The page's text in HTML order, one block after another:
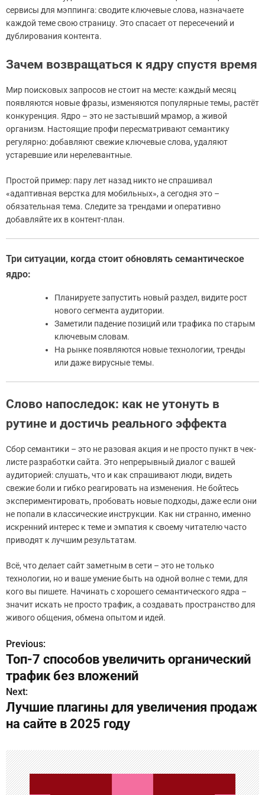
сервисы для мэппинга: сводите ключевые слова, назначаете
каждой теме свою страницу. Это спасает от пересечений и
дублирования контента.
Зачем возвращаться к ядру спустя время
Мир поисковых запросов не стоит на месте: каждый месяц
появляются новые фразы, изменяются популярные темы, растёт
конкуренция. Ядро – это не застывший мрамор, а живой
организм. Настоящие профи пересматривают семантику
регулярно: добавляют свежие ключевые слова, удаляют
устаревшие или нерелевантные.
Простой пример: пару лет назад никто не спрашивал
«адаптивная верстка для мобильных», а сегодня это –
обязательная тема. Следите за трендами и оперативно
добавляйте их в контент-план.
Три ситуации, когда стоит обновлять семантическое
ядро:
Планируете запустить новый раздел, видите рост
нового сегмента аудитории.
Заметили падение позиций или трафика по старым
ключевым словам.
На рынке появляются новые технологии, тренды
или даже вирусные темы.
Слово напоследок: как не утонуть в
рутине и достичь реального эффекта
Сбор семантики – это не разовая акция и не просто пункт в чек-
листе разработки сайта. Это непрерывный диалог с вашей
аудиторией: слушать, что и как спрашивают люди, видеть
свежие боли и гибко реагировать на изменения. Не бойтесь
экспериментировать, пробовать новые подходы, даже если они
не попали в классические инструкции. Как ни странно, именно
искренний интерес к теме и эмпатия к своему читателю часто
приводят к лучшим результатам.
Всё, что делает сайт заметным в сети – это не только
технологии, но и ваше умение быть на одной волне с теми, для
кого вы пишете. Начинать с хорошего семантического ядра –
значит искать не просто трафик, а создавать пространство для
живого общения, обмена опытом и идей.
Н
а
в
и
а
ц
Previous:
Топ-7 способов увеличить органический
трафик без вложений
Next:
Лучшие плагины для увеличения продаж
на сайте в 2025 году